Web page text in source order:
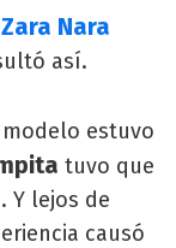
Zara Nara
así.
estuvo
tuvo que
Y lejos de
causó